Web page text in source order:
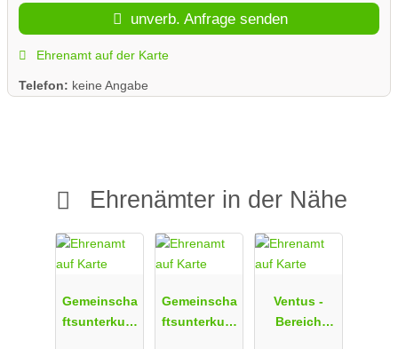
unverb. Anfrage senden
Ehrenamt auf der Karte
Telefon: keine Angabe
Ehrenämter in der Nähe
Gemeinscha
ftsunterkunf
Gemeinscha
ftsunterkunf
Ventus -
Bereich